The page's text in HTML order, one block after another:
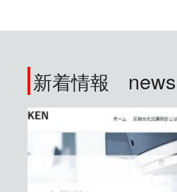
新着情報 news